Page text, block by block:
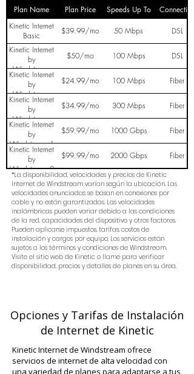
Plan Name Plan Price Speeds Up To
Connection
Kinetic Internet
Basic
$39.99/mo 50 Mbps
DSL
Kinetic Internet
by
Windstream
100
$50/mo 100 Mbps
DSL
Kinetic Internet
by
Windstream
100 Mbps
$24.99/mo 100 Mbps
Fiber
Kinetic Internet
by
Windstream
300 Mbps
$34.99/mo 300 Mbps
Fiber
Kinetic Internet
by
Windstream 1
Gig
$59.99/mo 1000 Gbps
Fiber
Kinetic Internet
by
Windstream 2
Gig
$99.99/mo 2000 Gbps Fiber
*La disponibilidad, velocidades y precios de Kinetic
Internet de Windstream varían según la ubicación. Las
velocidades anunciadas se basan en conexiones por
cable y no están garantizadas. Las velocidades
inalámbricas pueden variar debido a las condiciones
de la red, capacidades del dispositivo y otros factores.
Pueden aplicarse impuestos, tarifas, costos de
instalación y cargos por equipo. Los servicios están
sujetos a los términos y condiciones de Windstream.
Visite el sitio web de Kinetic o llame para verificar
disponibilidad, precios y detalles de planes en su área.
Opciones y Tarifas de Instalación
de Internet de Kinetic
Kinetic Internet de Windstream ofrece
servicios de internet de alta velocidad con
una variedad de planes para adaptarse a tus